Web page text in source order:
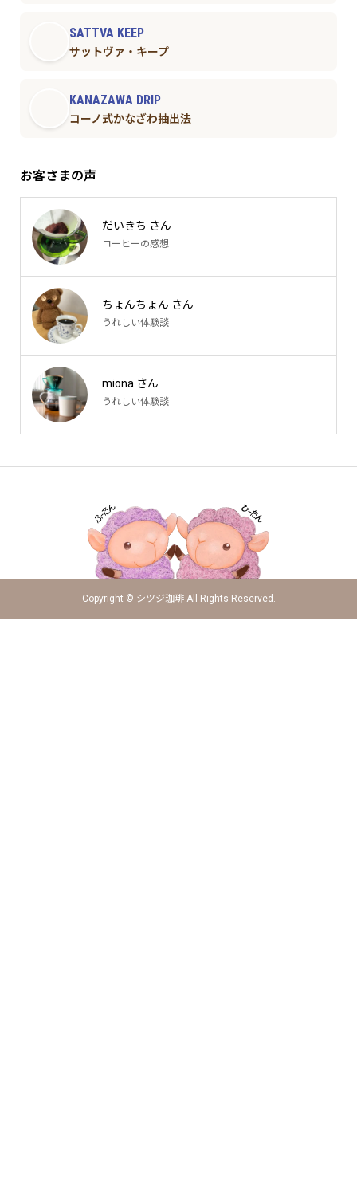
SATTVA KEEP
サットヴァ・キープ
KANAZAWA DRIP
コーノ式かなざわ抽出法
お客さまの声
だいきち さん
コーヒーの感想
ちょんちょん さん
うれしい体験談
miona さん
うれしい体験談
Copyright © シツジ珈琲 All Rights Reserved.